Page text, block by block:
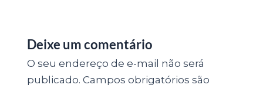
Deixe um comentário
O seu endereço de e-mail não será
publicado. Campos obrigatórios são